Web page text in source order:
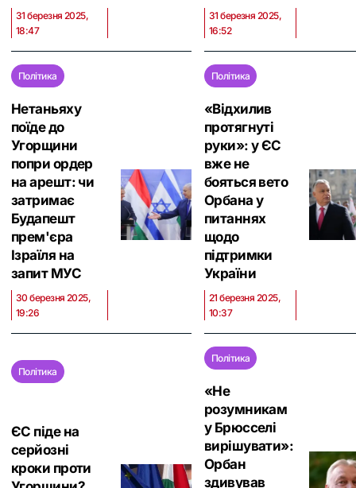
31 березня 2025,
18:47
31 березня 2025,
16:52
Політика
Нетаньяху
поїде до
Угорщини
попри ордер
на арешт: чи
затримає
Будапешт
прем'єра
Ізраїля на
запит МУС
30 березня 2025,
19:26
Політика
«Відхилив
протягнуті
руки»: у ЄС
вже не
бояться вето
Орбана у
питаннях
щодо
підтримки
України
21 березня 2025,
10:37
Політика
ЄС піде на
серйозні
кроки проти
Політика
«Не
розумникам
у Брюсселі
вирішувати»:
Орбан
здивував